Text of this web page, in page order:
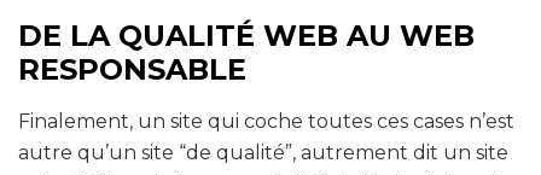
DE LA QUALITÉ WEB AU WEB
RESPONSABLE
Finalement, un site qui coche toutes ces cases n’est
autre qu’un site “de qualité”, autrement dit un site